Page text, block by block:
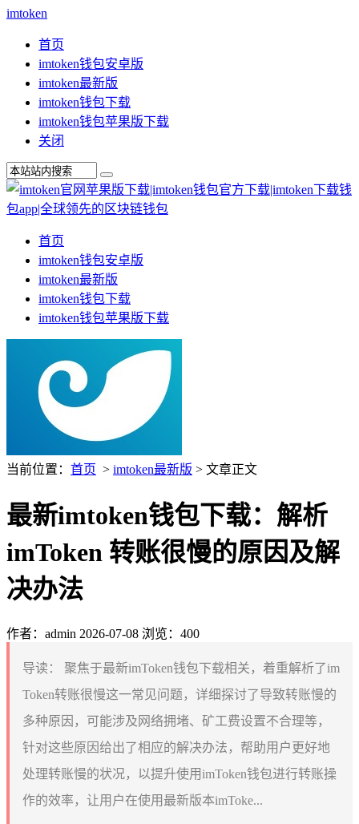
imtoken
首页
imtoken钱包安卓版
imtoken最新版
imtoken钱包下载
imtoken钱包苹果版下载
关闭
首页
imtoken钱包安卓版
imtoken最新版
imtoken钱包下载
imtoken钱包苹果版下载
当前位置： 首页 > imtoken最新版 > 文章正文
最新imtoken钱包下载：解析
imToken 转账很慢的原因及解
决办法
作者：admin 2026-07-08 浏览：400
导读：
聚焦于最新imToken钱包下载相关，着重解析了im
Token转账很慢这一常见问题，详细探讨了导致转账慢的
多种原因，可能涉及网络拥堵、矿工费设置不合理等，
针对这些原因给出了相应的解决办法，帮助用户更好地
处理转账慢的状况，以提升使用imToken钱包进行转账操
作的效率，让用户在使用最新版本imToke...